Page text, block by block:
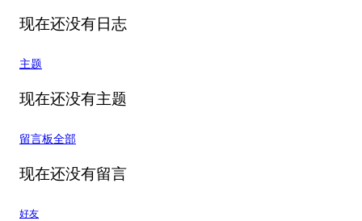
现在还没有日志
主题
现在还没有主题
留言板全部
现在还没有留言
好友